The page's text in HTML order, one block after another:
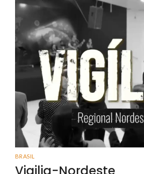
BRASIL
Vigilia-Nordeste